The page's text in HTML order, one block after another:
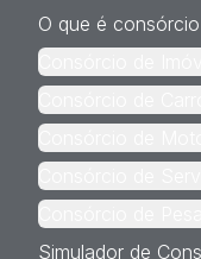
O que é consórcio
Simulador de